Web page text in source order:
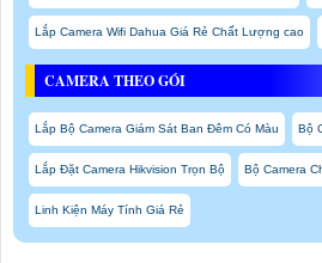
Lắp Camera Wifi Dahua Giá Rẻ Chất Lượng cao
CAMERA THEO GÓI
Lắp Bộ Camera Giám Sát Ban Đêm Có Màu Bộ
Lắp Đặt Camera Hikvision Trọn Bộ Bộ Camera
Linh Kiện Máy Tính Giá Rẻ